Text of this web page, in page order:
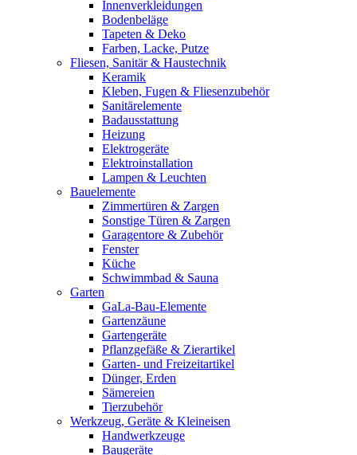
Innenverkleidungen
Bodenbeläge
Tapeten & Deko
Farben, Lacke, Putze
Fliesen, Sanitär & Haustechnik
Keramik
Kleben, Fugen & Fliesenzubehör
Sanitärelemente
Badausstattung
Heizung
Elektrogeräte
Elektroinstallation
Lampen & Leuchten
Bauelemente
Zimmertüren & Zargen
Sonstige Türen & Zargen
Garagentore & Zubehör
Fenster
Küche
Schwimmbad & Sauna
Garten
GaLa-Bau-Elemente
Gartenzäune
Gartengeräte
Pflanzgefäße & Zierartikel
Garten- und Freizeitartikel
Dünger, Erden
Sämereien
Tierzubehör
Werkzeug, Geräte & Kleineisen
Handwerkzeuge
Baugeräte